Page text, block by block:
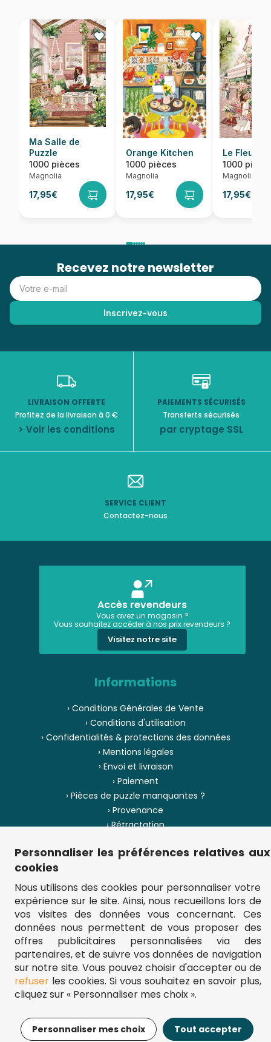
Ma Salle de
Puzzle
1000 pièces
Magnolia
17,95€
Orange Kitchen
1000 pièces
Magnolia
17,95€
Le
1000
Magnolia
17,95€
17,95€ Ajouter au panier
Recevez notre newsletter
LIVRAISON OFFERTE
Profitez de la livraison à 0 €
> Voir les conditions
PAIEMENTS SÉCURISÉS
Transferts sécurisés
par cryptage SSL
SERVICE CLIENT
Contactez-nous
Accès revendeurs
Vous avez un magasin ?
Vous souhaitez accéder à nos prix revendeurs ?
Visitez notre site
Informations
› Conditions Générales de Vente
› Conditions d'utilisation
› Confidentialités & protections des données
› Mentions légales
› Envoi et livraison
› Paiement
› Pièces de puzzle manquantes ?
› Provenance
› Rétractation
› Plan du site
** Frais d'envoi = 6,95 € (France) / gratuit à partir de 45 €.
fou-de-puzzle.com : le site référence pour acheter des puzzles de
qualité à bon prix.
© Fou-de-puzzle.com 2011 - 2026
Personnaliser les préférences relatives aux
cookies
Nous utilisons des cookies pour personnaliser votre
expérience sur le site. Ainsi, nous recueillons lors de
vos visites des données vous concernant. Ces
données nous permettent de vous proposer des
offres publicitaires personnalisées via des
partenaires, et de suivre vos données de navigation
sur notre site. Vous pouvez choisir d'accepter ou de
refuserles cookies. Si vous souhaitez en savoir plus,
cliquez sur « Personnaliser mes choix ».
Personnaliser mes choix Tout accepter